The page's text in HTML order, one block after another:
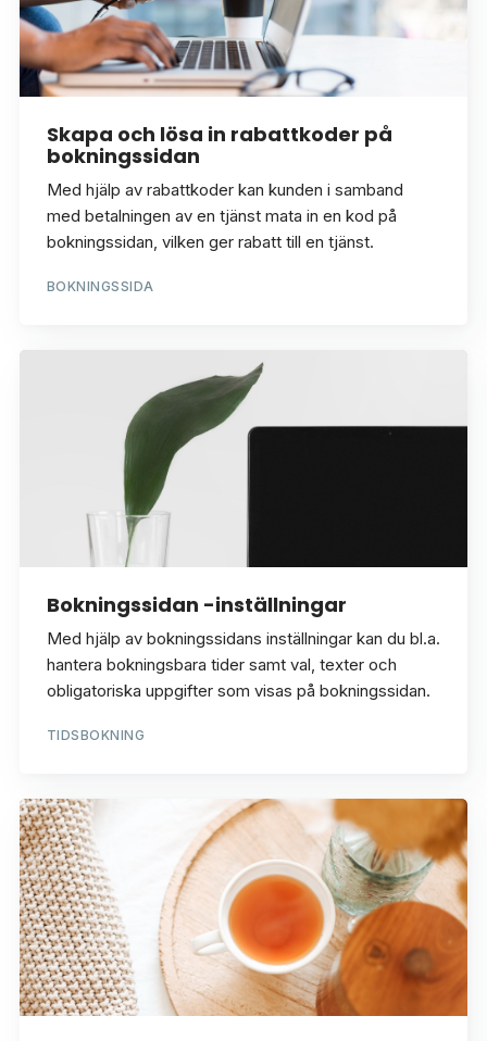
Skapa och lösa in rabattkoder på
bokningssidan
Med hjälp av rabattkoder kan kunden i samband
med betalningen av en tjänst mata in en kod på
bokningssidan, vilken ger rabatt till en tjänst.
BOKNINGSSIDA
Bokningssidan -inställningar
Med hjälp av bokningssidans inställningar kan du bl.a.
hantera bokningsbara tider samt val, texter och
obligatoriska uppgifter som visas på bokningssidan.
TIDSBOKNING